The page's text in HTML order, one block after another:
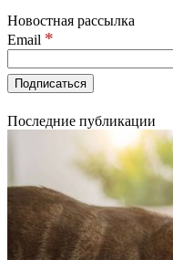
Новостная рассылка
Email *
Последние публикации